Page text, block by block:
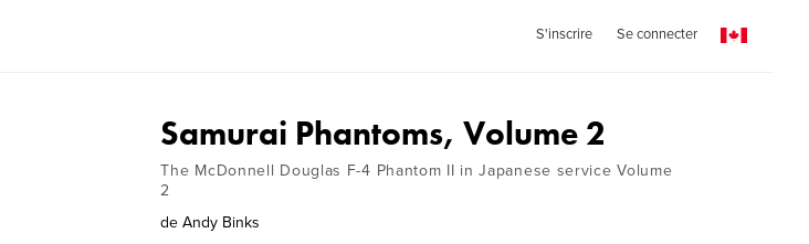
S'inscrire Se connecter
Samurai Phantoms, Volume 2
The McDonnell Douglas F-4 Phantom II in Japanese service Volume
2
de Andy Binks